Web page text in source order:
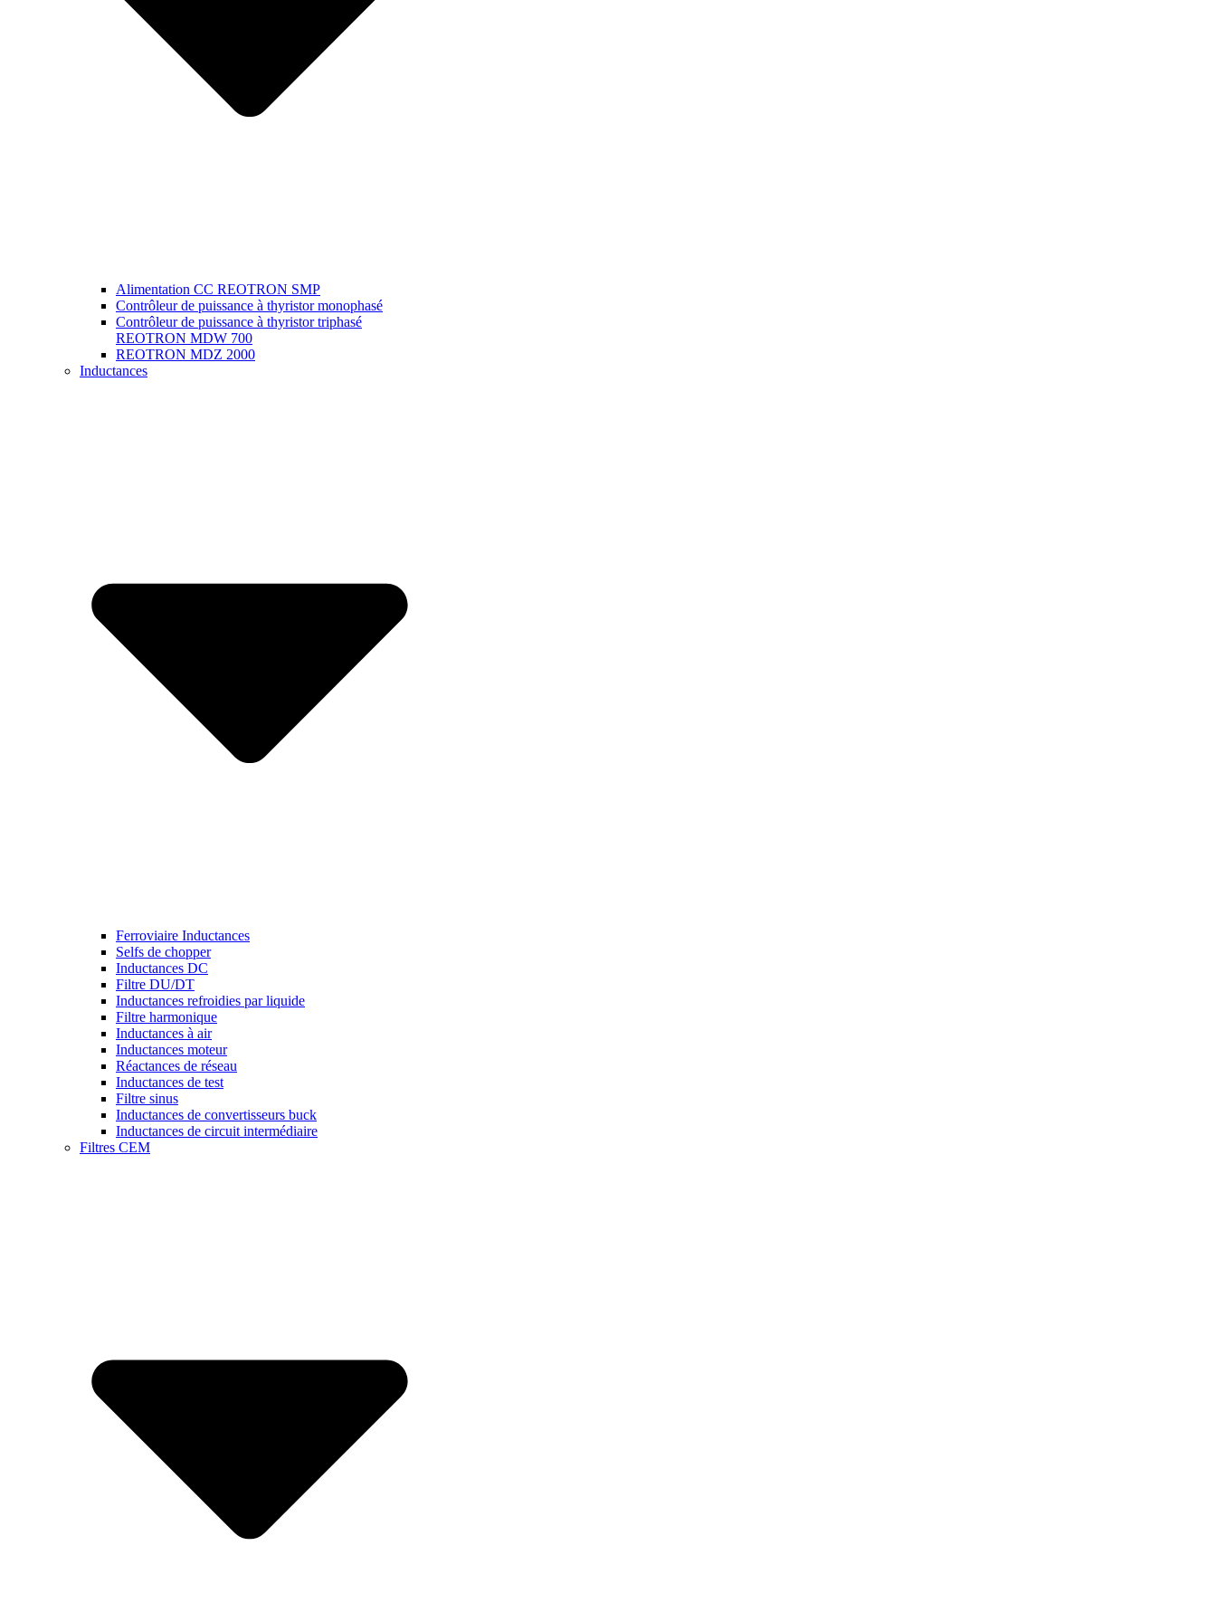
Alimentation CC REOTRON SMP
Contrôleur de puissance à thyristor monophasé
Contrôleur de puissance à thyristor triphasé
REOTRON MDW 700
REOTRON MDZ 2000
Inductances
Ferroviaire Inductances
Selfs de chopper
Inductances DC
Filtre DU/DT
Inductances refroidies par liquide
Filtre harmonique
Inductances à air
Inductances moteur
Réactances de réseau
Inductances de test
Filtre sinus
Inductances de convertisseurs buck
Inductances de circuit intermédiaire
Filtres CEM